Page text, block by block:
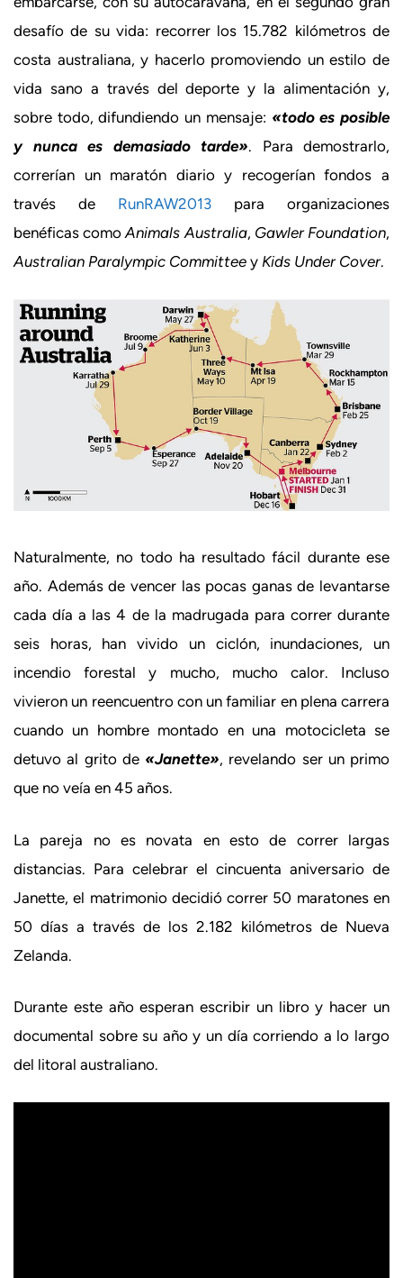
desafío de su vida: recorrer los 15.782 kilómetros de
costa australiana, y hacerlo promoviendo un estilo de
vida sano a través del deporte y la alimentación y,
sobre todo, difundiendo un mensaje: «todo es posible
y nunca es demasiado tarde». Para demostrarlo,
correrían un maratón diario y recogerían fondos a
través de RunRAW2013 para organizaciones
benéficas comoAnimals Australia, Gawler Foundation,
Australian Paralympic Committee y Kids Under Cover.
Naturalmente, no todo ha resultado fácil durante ese
año. Además de vencer las pocas ganas de levantarse
cada día a las 4 de la madrugada para correr durante
seis horas, han vivido un ciclón, inundaciones, un
incendio forestal y mucho, mucho calor. Incluso
vivieron un reencuentro con un familiar en plena carrera
cuando un hombre montado en una motocicleta se
detuvo al grito de «Janette», revelando ser un primo
que no veía en 45 años.
La pareja no es novata en esto de correr largas
distancias. Para celebrar el cincuenta aniversario de
Janette, el matrimonio decidió correr 50 maratones en
50 días a través de los 2.182 kilómetros de Nueva
Zelanda.
Durante este año esperan escribir un libro y hacer un
documental sobre su año y un día corriendo a lo largo
del litoral australiano.